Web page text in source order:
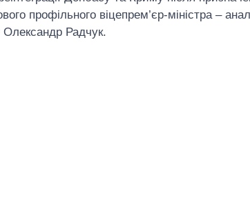
профільного віцепрем’єр-міністра –
Олександр Радчук.